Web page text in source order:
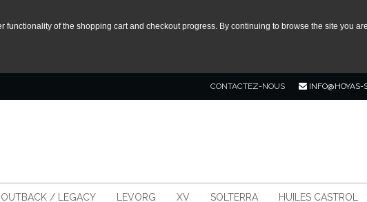
functionality of the shopping cart and checkout progress. By continuing to browse the site you
CONTACTEZ-NOUS
OUTBACK / LEGACY LEVORG XV SOLTERRA HUILES CASTROL